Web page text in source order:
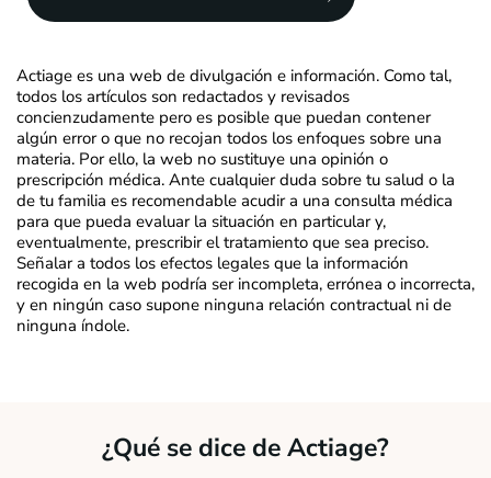
Actiage es una web de divulgación e información. Como tal,
todos los artículos son redactados y revisados
concienzudamente pero es posible que puedan contener
algún error o que no recojan todos los enfoques sobre una
materia. Por ello, la web no sustituye una opinión o
prescripción médica. Ante cualquier duda sobre tu salud o la
de tu familia es recomendable acudir a una consulta médica
para que pueda evaluar la situación en particular y,
eventualmente, prescribir el tratamiento que sea preciso.
Señalar a todos los efectos legales que la información
recogida en la web podría ser incompleta, errónea o incorrecta,
y en ningún caso supone ninguna relación contractual ni de
ninguna índole.
¿Qué se dice de Actiage?